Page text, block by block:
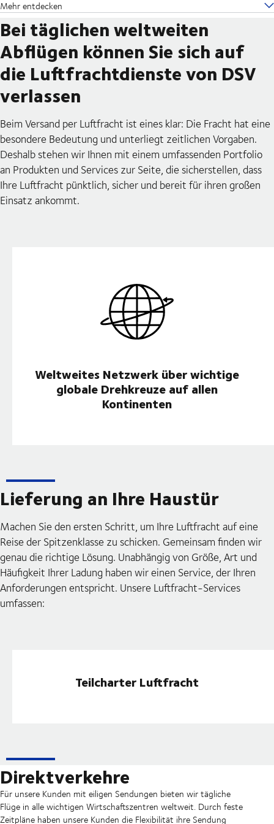
Mehr entdecken
Bei täglichen weltweiten
Abflügen können Sie sich auf
die Luftfrachtdienste von DSV
verlassen
Beim Versand per Luftfracht ist eines klar: Die Fracht hat eine
besondere Bedeutung und unterliegt zeitlichen Vorgaben.
Deshalb stehen wir Ihnen mit einem umfassenden Portfolio
an Produkten und Services zur Seite, die sicherstellen, dass
Ihre Luftfracht pünktlich, sicher und bereit für ihren großen
Einsatz ankommt.
Weltweites Netzwerk über wichtige
globale Drehkreuze auf allen
Kontinenten
Lieferung an Ihre Haustür
Machen Sie den ersten Schritt, um Ihre Luftfracht auf eine
Reise der Spitzenklasse zu schicken. Gemeinsam finden wir
genau die richtige Lösung. Unabhängig von Größe, Art und
Häufigkeit Ihrer Ladung haben wir einen Service, der Ihren
Anforderungen entspricht. Unsere Luftfracht-Services
umfassen:
Teilcharter Luftfracht
Direktverkehre
Für unsere Kunden mit eiligen Sendungen bieten wir tägliche
Flüge in alle wichtigen Wirtschaftszentren weltweit. Durch feste
Zeitpläne haben unsere Kunden die Flexibilität ihre Sendung